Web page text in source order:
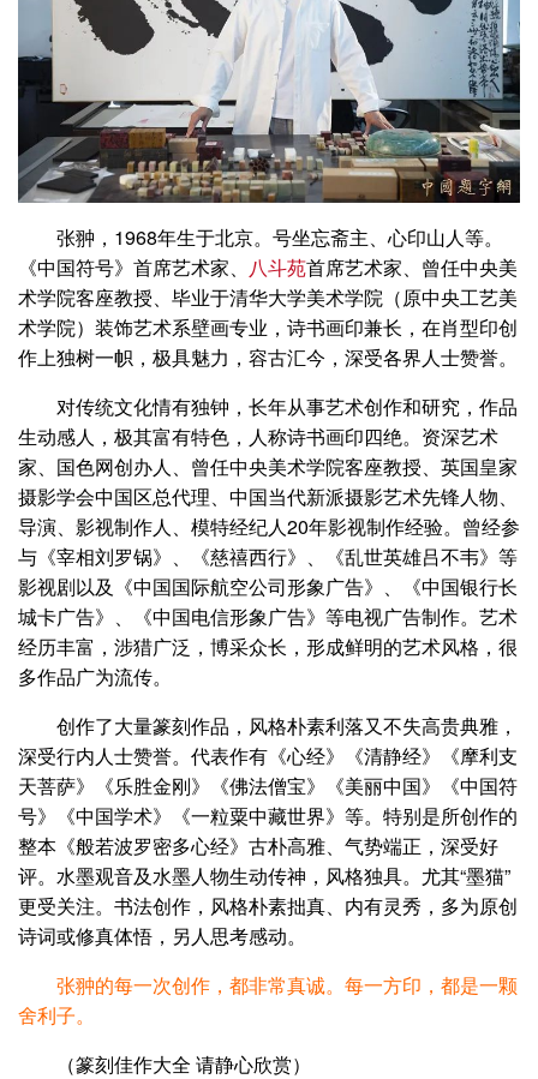
张翀，1968年生于北京。号坐忘斋主、心印山人等。
《中国符号》首席艺术家、 八斗苑首席艺术家、曾任中央美
术学院客座教授、毕业于清华大学美术学院（原中央工艺美
术学院）装饰艺术系壁画专业，诗书画印兼长，在肖型印创
作上独树一帜，极具魅力，容古汇今，深受各界人士赞誉。
对传统文化情有独钟，长年从事艺术创作和研究，作品
生动感人，极其富有特色，人称诗书画印四绝。资深艺术
家、国色网创办人、曾任中央美术学院客座教授、英国皇家
摄影学会中国区总代理、中国当代新派摄影艺术先锋人物、
导演、影视制作人、模特经纪人20年影视制作经验。曾经参
与《宰相刘罗锅》、《慈禧西行》、《乱世英雄吕不韦》等
影视剧以及《中国国际航空公司形象广告》、《中国银行长
城卡广告》、《中国电信形象广告》等电视广告制作。艺术
经历丰富，涉猎广泛，博采众长，形成鲜明的艺术风格，很
多作品广为流传。
创作了大量篆刻作品，风格朴素利落又不失高贵典雅，
深受行内人士赞誉。代表作有《心经》《清静经》《摩利支
天菩萨》《乐胜金刚》《佛法僧宝》《美丽中国》《中国符
号》《中国学术》《一粒粟中藏世界》等。特别是所创作的
整本《般若波罗密多心经》古朴高雅、气势端正，深受好
评。水墨观音及水墨人物生动传神，风格独具。尤其“墨猫”
更受关注。书法创作，风格朴素拙真、内有灵秀，多为原创
诗词或修真体悟，另人思考感动。
张翀的每一次创作，都非常真诚。每一方印，都是一颗
舍利子。
（篆刻佳作大全 请静心欣赏）